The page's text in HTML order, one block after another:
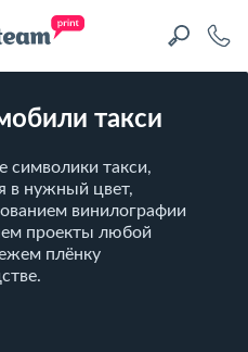
такси
символики такси,
в нужный цвет,
винилографии
проекты любой
плёнку